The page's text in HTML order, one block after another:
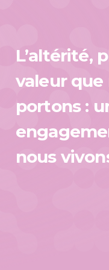
L’altérité,
valeur que
portons :
nous